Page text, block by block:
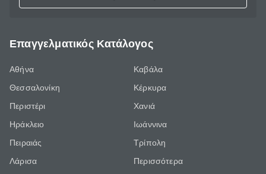
Επαγγελματικός Κατάλογος
Αθήνα
Θεσσαλονίκη
Περιστέρι
Ηράκλειο
Πειραιάς
Λάρισα
Καβάλα
Κέρκυρα
Χανιά
Ιωάννινα
Τρίπολη
Περισσότερα